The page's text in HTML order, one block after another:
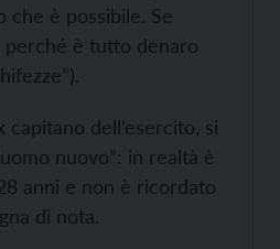
che è possibile. Se
perché è tutto denaro
capitano dell’esercito, si
nuovo”: in realtà è
anni e non è ricordato
di nota.